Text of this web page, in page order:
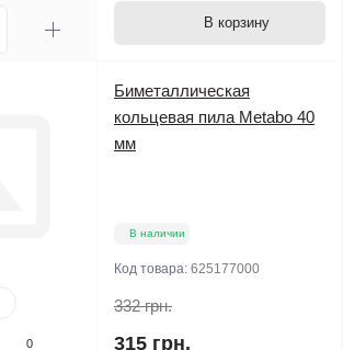
В корзину
0
Биметаллическая
кольцевая пила Metabo 40
мм
В наличии
Код товара: 625177000
332 грн.
315 грн.